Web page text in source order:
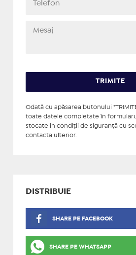
Odată cu apăsarea butonului
toate datele completate în
stocate în condiţii de siguranţă cu
contacta ulterior.
DISTRIBUIE
SHARE PE FACEBOOK
SHARE PE WHATSAPP